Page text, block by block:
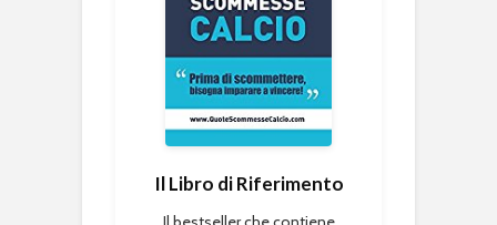
Il Libro di Riferimento